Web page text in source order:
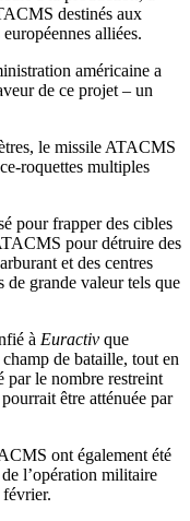
destinés aux
alliées.
américaine a
de ce projet – un
le missile ATACMS
roquettes multiples
pour frapper des cibles
pour détruire des
et des centres
de grande valeur tels que
à Euractiv que
de bataille, tout en
par le nombre restreint
être atténuée par
ont également été
l’opération militaire